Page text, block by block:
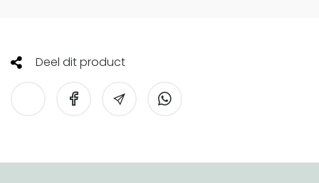
Deel dit product